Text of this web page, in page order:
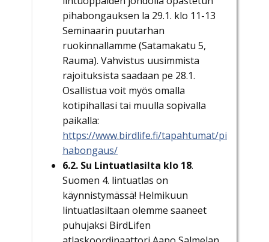
pihabongauksen la 29.1. klo 11-13
Seminaarin puutarhan
ruokinnallamme (Satamakatu 5,
Rauma). Vahvistus uusimmista
rajoituksista saadaan pe 28.1.
Osallistua voit myös omalla
kotipihallasi tai muulla sopivalla
paikalla:
https://www.birdlife.fi/tapahtumat/pi
habongaus/
6.2. Su Lintuatlasilta klo 18.
Suomen 4. lintuatlas on
käynnistymässä! Helmikuun
lintuatlasiltaan olemme saaneet
puhujaksi BirdLifen